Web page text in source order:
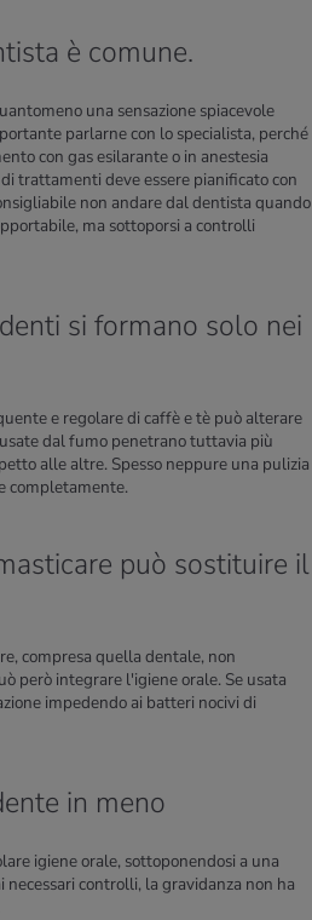
è comune.
una sensazione spiacevole
parlarne con lo specialista, perché
con gas esilarante o in anestesia
trattamenti deve essere pianificato con
non andare dal dentista quando
ma sottoporsi a controlli
si formano solo nei
e regolare di caffè e tè può alterare
dal fumo penetrano tuttavia più
alle altre. Spesso neppure una pulizia
completamente.
può sostituire il
compresa quella dentale, non
però integrare l'igiene orale. Se usata
impedendo ai batteri nocivi di
in meno
igiene orale, sottoponendosi a una
controlli, la gravidanza non ha